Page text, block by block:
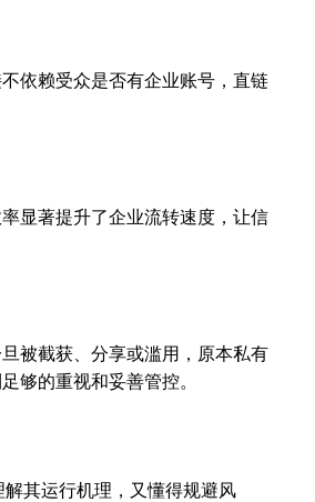
依赖受众是否有企业账号，直链
显著提升了企业流转速度，让信
被截获、分享或滥用，原本私有
够的重视和妥善管控。
其运行机理，又懂得规避风